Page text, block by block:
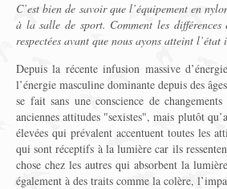
C’est bien de savoir que l’équipement en
à la salle de sport. Comment les différences
respectées avant que nous ayons atteint
Depuis la récente infusion massive
l’énergie masculine dominante depuis des
se fait sans une conscience de
anciennes attitudes "sexistes", mais plutôt
élevées qui prévalent accentuent toutes les
qui sont réceptifs à la lumière car ils
chose chez les autres qui absorbent la
également à des traits comme la colère,